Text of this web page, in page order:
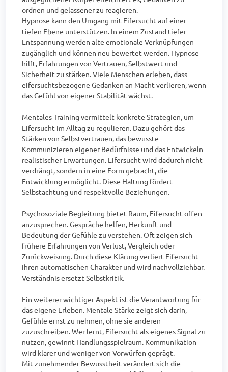
ordnen und gelassener zu reagieren.
Hypnose kann den Umgang mit Eifersucht auf einer
tiefen Ebene unterstützen. In einem Zustand tiefer
Entspannung werden alte emotionale Verknüpfungen
zugänglich und können neu bewertet werden. Hypnose
hilft, Erfahrungen von Vertrauen, Selbstwert und
Sicherheit zu stärken. Viele Menschen erleben, dass
eifersuchtsbezogene Gedanken an Macht verlieren, wenn
das Gefühl von eigener Stabilität wächst.
Mentales Training vermittelt konkrete Strategien, um
Eifersucht im Alltag zu regulieren. Dazu gehört das
Stärken von Selbstvertrauen, das bewusste
Kommunizieren eigener Bedürfnisse und das Entwickeln
realistischer Erwartungen. Eifersucht wird dadurch nicht
verdrängt, sondern in eine Form gebracht, die
Entwicklung ermöglicht. Diese Haltung fördert
Selbstachtung und respektvolle Beziehungen.
Psychosoziale Begleitung bietet Raum, Eifersucht offen
anzusprechen. Gespräche helfen, Herkunft und
Bedeutung der Gefühle zu verstehen. Oft zeigen sich
frühere Erfahrungen von Verlust, Vergleich oder
Zurückweisung. Durch diese Klärung verliert Eifersucht
ihren automatischen Charakter und wird nachvollziehbar.
Verständnis ersetzt Selbstkritik.
Ein weiterer wichtiger Aspekt ist die Verantwortung für
das eigene Erleben. Mentale Stärke zeigt sich darin,
Gefühle ernst zu nehmen, ohne sie anderen
zuzuschreiben. Wer lernt, Eifersucht als eigenes Signal zu
nutzen, gewinnt Handlungsspielraum. Kommunikation
wird klarer und weniger von Vorwürfen geprägt.
Mit zunehmender Bewusstheit verändert sich die